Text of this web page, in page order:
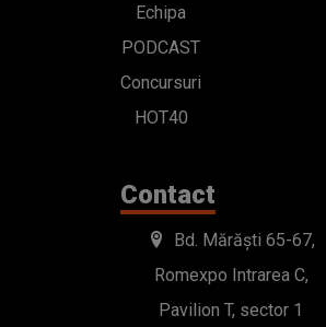
Echipa
PODCAST
Concursuri
HOT40
Contact
Bd. Mărăști 65-67,
Romexpo Intrarea C,
Pavilion T, sector 1